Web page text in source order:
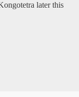
later this